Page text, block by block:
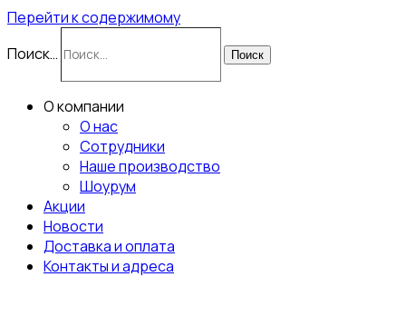
Перейти к содержимому
Поиск…
Поиск
О компании
О нас
Сотрудники
Наше производство
Шоурум
Акции
Новости
Доставка и оплата
Контакты и адреса